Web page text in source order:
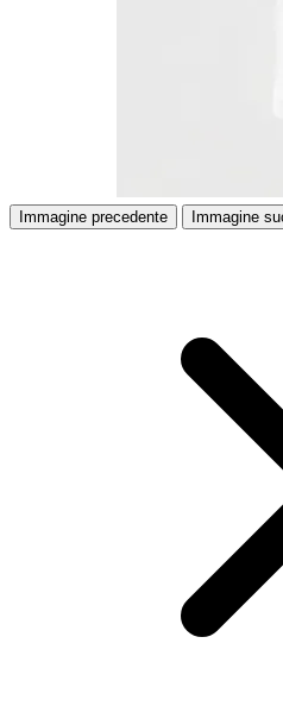
Immagine precedente Immagine